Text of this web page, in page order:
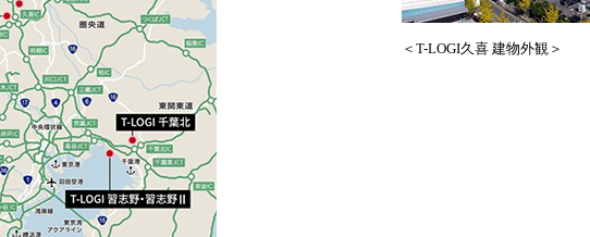
＜T-LOGI久喜 建物外観＞